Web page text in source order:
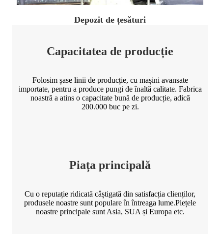
Depozit de țesături
Capacitatea de producție
Folosim șase linii de producție, cu mașini avansate
importate, pentru a produce pungi de înaltă calitate. Fabrica
noastră a atins o capacitate bună de producție, adică
200.000 buc pe zi.
Piața principală
Cu o reputație ridicată câștigată din satisfacția clienților,
produsele noastre sunt populare în întreaga lume.Piețele
noastre principale sunt Asia, SUA și Europa etc.